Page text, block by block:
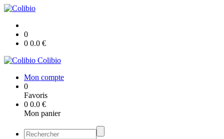
0
0 0.0 €
Colibio
Mon compte
0
Favoris
0 0.0 €
Mon panier